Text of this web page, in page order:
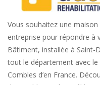
Vous souhaitez une
entreprise pour répondre à
Bâtiment, installée à Saint-
tout le département avec
Combles d’en France.